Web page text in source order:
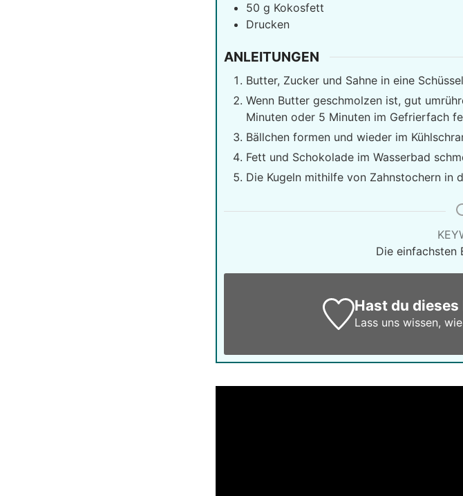
50 g Kokosfett
Drucken
ANLEITUNGEN
Butter, Zucker und Sahne in eine
Wenn Butter geschmolzen ist, gut
Minuten oder 5 Minuten im Gefrierfach
Bällchen formen und wieder im
Fett und Schokolade im Wasserbad
Die Kugeln mithilfe von Zahnstochern in
Die einfachsten
Hast du
Lass uns wissen,